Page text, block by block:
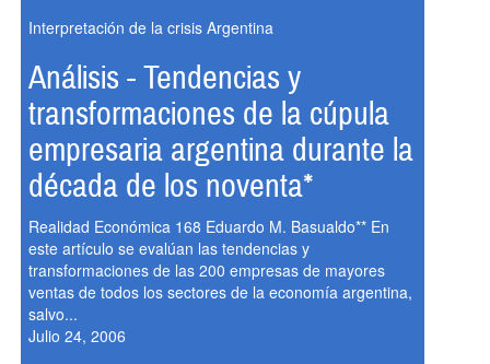
Interpretación de la crisis Argentina
Análisis - Tendencias y
transformaciones de la cúpula
empresaria argentina durante la
década de los noventa*
Realidad Económica 168 Eduardo M. Basualdo** En
este artículo se evalúan las tendencias y
transformaciones de las 200 empresas de mayores
ventas de todos los sectores de la economía argentina,
salvo...
Julio 24, 2006